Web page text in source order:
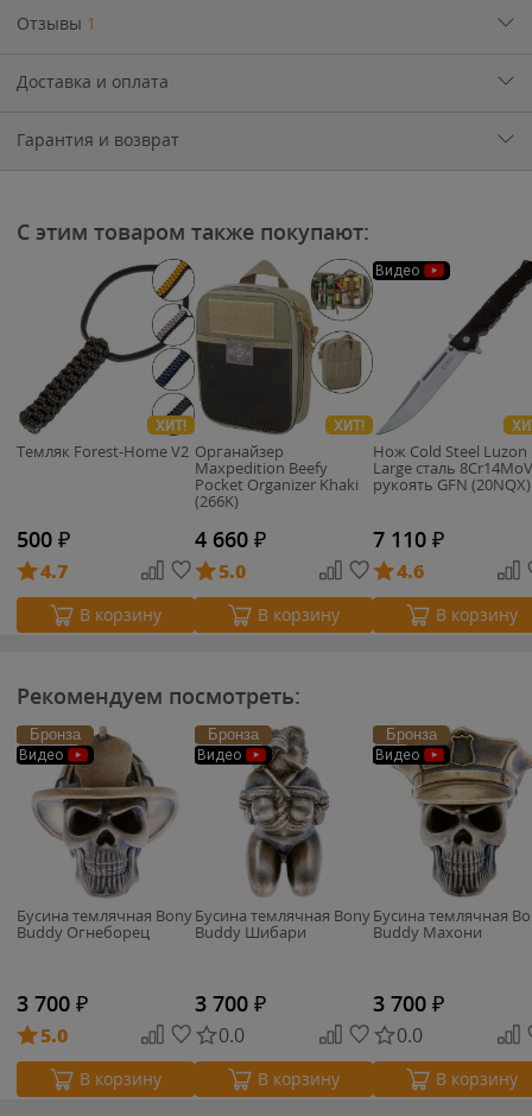
Отзывы 1
Доставка и оплата
Гарантия и возврат
С этим товаром также покупают:
ХИТ!
Темляк Forest-Home V2
500 ₽
4.7
В корзину
ХИТ!
Органайзер
Maxpedition Beefy
Pocket Organizer Khaki
(266K)
4 660 ₽
5.0
В корзину
Видео
Нож Cold Steel Luzon
Large сталь 8Cr14MoV
рукоять GFN (20NQX)
7 110 ₽
4.6
В корзину
Рекомендуем посмотреть:
Бронза
Видео
Бусина темлячная Bony
Buddy Огнеборец
3 700 ₽
5.0
В корзину
Бронза
Видео
Бусина темлячная Bony
Buddy Шибари
3 700 ₽
0.0
В корзину
Бронза
Видео
Бусина темлячная
Buddy Махони
3 700 ₽
0.0
В корзину